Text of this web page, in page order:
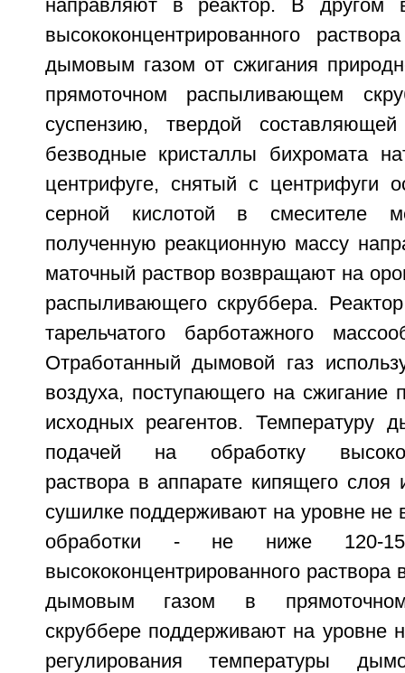
направляют в реактор. В другом
высококонцентрированного
дымовым газом от сжигания
прямоточном распыливающем
суспензию, твердой
безводные кристаллы бихромата
центрифуге, снятый с центрифуги
серной кислотой в смесителе
полученную реакционную массу
маточный раствор возвращают на
распыливающего скруббера.
тарельчатого барботажного
Отработанный дымовой газ
воздуха, поступающего на сжигание
исходных реагентов. Температуру
подачей на обработку
раствора в аппарате кипящего слоя
сушилке поддерживают на уровне
обработки - не ниже 120-
высококонцентрированного раствора
дымовым газом в
скруббере поддерживают на уровне
регулирования температуры